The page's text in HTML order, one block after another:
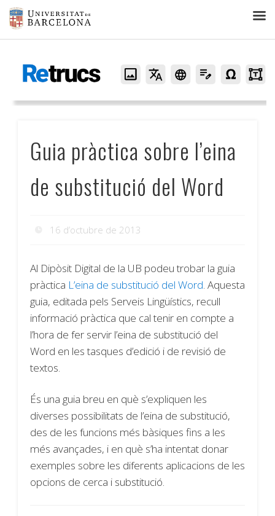
Retrucs
Guia pràctica sobre l’eina
de substitució del Word
16 d’octubre de 2013
Al Dipòsit Digital de la UB podeu trobar la guia
pràctica L’eina de substitució del Word. Aquesta
guia, editada pels Serveis Lingüístics, recull
informació pràctica que cal tenir en compte a
l’hora de fer servir l’eina de substitució del
Word en les tasques d’edició i de revisió de
textos.
És una guia breu en què s’expliquen les
diverses possibilitats de l’eina de substitució,
des de les funcions més bàsiques fins a les
més avançades, i en què s’ha intentat donar
exemples sobre les diferents aplicacions de les
opcions de cerca i substitució.